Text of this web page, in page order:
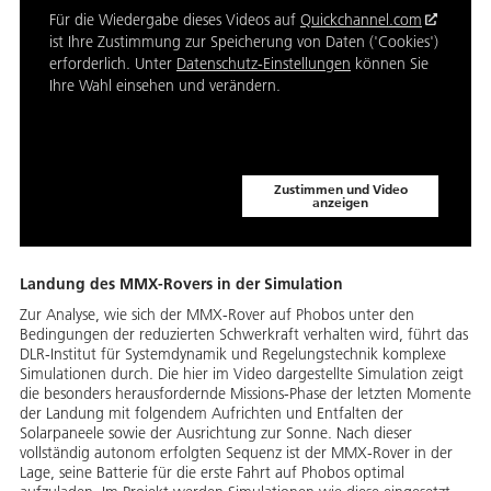
Für die Wiedergabe dieses Videos auf Quickchannel.com
ist Ihre Zustimmung zur Speicherung von Daten ('Cookies')
erforderlich. Unter Datenschutz-Einstellungen können Sie
Ihre Wahl einsehen und verändern.
Zustimmen und Video
anzeigen
Landung des MMX-Rovers in der Simulation
Zur Analyse, wie sich der MMX-Rover auf Phobos unter den
Bedingungen der reduzierten Schwerkraft verhalten wird, führt das
DLR-Institut für Systemdynamik und Regelungstechnik komplexe
Simulationen durch. Die hier im Video dargestellte Simulation zeigt
die besonders herausfordernde Missions-Phase der letzten Momente
der Landung mit folgendem Aufrichten und Entfalten der
Solarpaneele sowie der Ausrichtung zur Sonne. Nach dieser
vollständig autonom erfolgten Sequenz ist der MMX-Rover in der
Lage, seine Batterie für die erste Fahrt auf Phobos optimal